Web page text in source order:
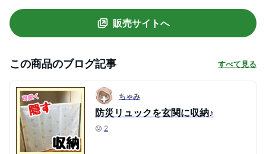
用 はしご スリッパ ヘルメット ではありま
せん EEE
販売サイトへ
この商品のブログ記事 すべて見る
ちゃみ
防災リュックを玄関に収納♪
2